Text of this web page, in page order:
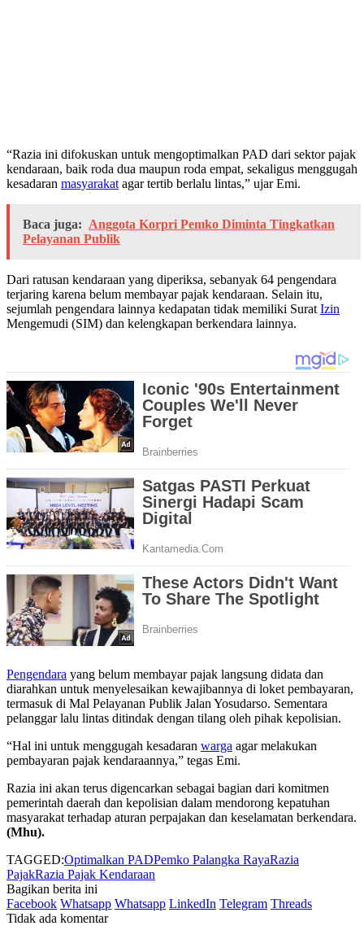
“Razia ini difokuskan untuk mengoptimalkan PAD dari sektor pajak
kendaraan, baik roda dua maupun roda empat, sekaligus menggugah
kesadaran masyarakat agar tertib berlalu lintas,” ujar Emi.
Baca juga: Anggota Korpri Pemko Diminta Tingkatkan
Pelayanan Publik
Dari ratusan kendaraan yang diperiksa, sebanyak 64 pengendara
terjaring karena belum membayar pajak kendaraan. Selain itu,
sejumlah pengendara lainnya kedapatan tidak memiliki Surat Izin
Mengemudi (SIM) dan kelengkapan berkendara lainnya.
Pengendara yang belum membayar pajak langsung didata dan
diarahkan untuk menyelesaikan kewajibannya di loket pembayaran,
termasuk di Mal Pelayanan Publik Jalan Yosudarso. Sementara
pelanggar lalu lintas ditindak dengan tilang oleh pihak kepolisian.
“Hal ini untuk menggugah kesadaran warga agar melakukan
pembayaran pajak kendaraannya,” tegas Emi.
Razia ini akan terus digencarkan sebagai bagian dari komitmen
pemerintah daerah dan kepolisian dalam mendorong kepatuhan
masyarakat terhadap aturan perpajakan dan keselamatan berkendara.
(Mhu).
TAGGED:Optimalkan PADPemko Palangka RayaRazia
PajakRazia Pajak Kendaraan
Bagikan berita ini
Facebook Whatsapp Whatsapp LinkedIn Telegram Threads
Tidak ada komentar